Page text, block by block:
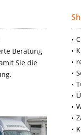
Beratung
Sie die